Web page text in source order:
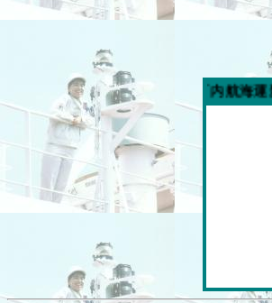
今週の「内航海運新聞」広